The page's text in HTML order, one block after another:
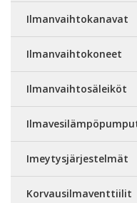
Ilmanvaihtokanavat
Ilmanvaihtokoneet
Ilmanvaihtosäleiköt
Imeytysjärjestelmät
Korvausilmaventtiilit